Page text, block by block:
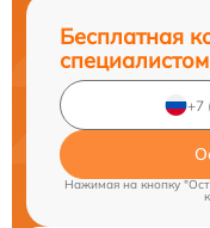
Бесплатная
специалистом
Нажимая на кнопку